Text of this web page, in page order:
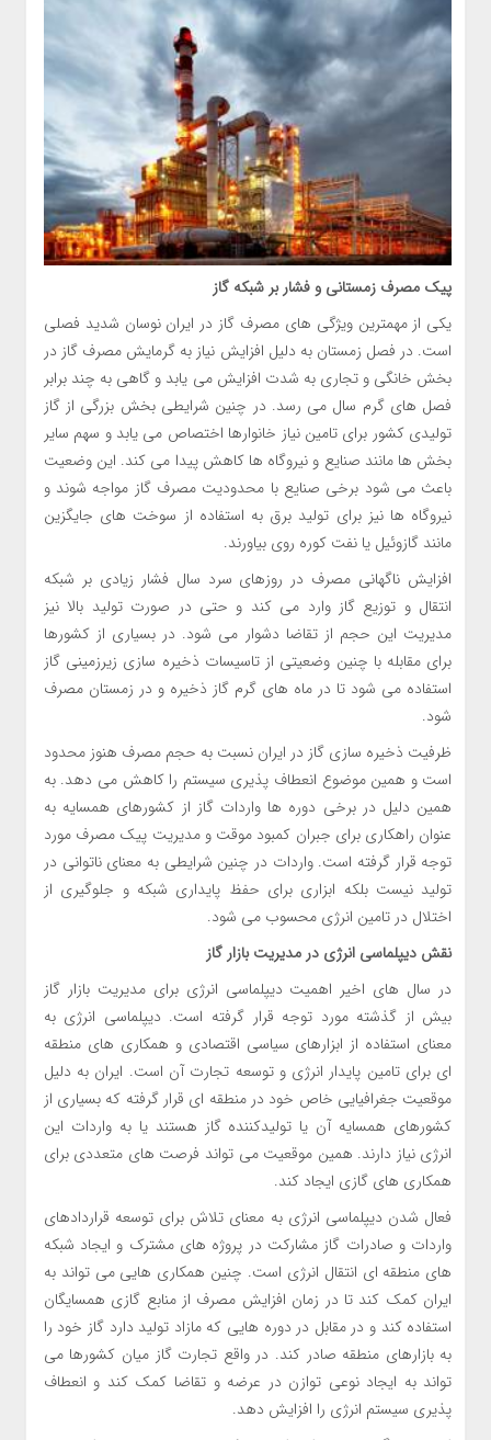
پیک مصرف زمستانی و فشار بر شبکه گاز
یکی از مهمترین ویژگی های مصرف گاز در ایران نوسان شدید فصلی
است. در فصل زمستان به دلیل افزایش نیاز به گرمایش مصرف گاز در
بخش خانگی و تجاری به شدت افزایش می یابد و گاهی به چند برابر
فصل های گرم سال می رسد. در چنین شرایطی بخش بزرگی از گاز
تولیدی کشور برای تامین نیاز خانوارها اختصاص می یابد و سهم سایر
بخش ها مانند صنایع و نیروگاه ها کاهش پیدا می کند. این وضعیت
باعث می شود برخی صنایع با محدودیت مصرف گاز مواجه شوند و
نیروگاه ها نیز برای تولید برق به استفاده از سوخت های جایگزین
مانند گازوئیل یا نفت کوره روی بیاورند.
افزایش ناگهانی مصرف در روزهای سرد سال فشار زیادی بر شبکه
انتقال و توزیع گاز وارد می کند و حتی در صورت تولید بالا نیز
مدیریت این حجم از تقاضا دشوار می شود. در بسیاری از کشورها
برای مقابله با چنین وضعیتی از تاسیسات ذخیره سازی زیرزمینی گاز
استفاده می شود تا در ماه های گرم گاز ذخیره و در زمستان مصرف
شود.
ظرفیت ذخیره سازی گاز در ایران نسبت به حجم مصرف هنوز محدود
است و همین موضوع انعطاف پذیری سیستم را کاهش می دهد. به
همین دلیل در برخی دوره ها واردات گاز از کشورهای همسایه به
عنوان راهکاری برای جبران کمبود موقت و مدیریت پیک مصرف مورد
توجه قرار گرفته است. واردات در چنین شرایطی به معنای ناتوانی در
تولید نیست بلکه ابزاری برای حفظ پایداری شبکه و جلوگیری از
اختلال در تامین انرژی محسوب می شود.
نقش دیپلماسی انرژی در مدیریت بازار گاز
در سال های اخیر اهمیت دیپلماسی انرژی برای مدیریت بازار گاز
بیش از گذشته مورد توجه قرار گرفته است. دیپلماسی انرژی به
معنای استفاده از ابزارهای سیاسی اقتصادی و همکاری های منطقه
ای برای تامین پایدار انرژی و توسعه تجارت آن است. ایران به دلیل
موقعیت جغرافیایی خاص خود در منطقه ای قرار گرفته که بسیاری از
کشورهای همسایه آن یا تولیدکننده گاز هستند یا به واردات این
انرژی نیاز دارند. همین موقعیت می تواند فرصت های متعددی برای
همکاری های گازی ایجاد کند.
فعال شدن دیپلماسی انرژی به معنای تلاش برای توسعه قراردادهای
واردات و صادرات گاز مشارکت در پروژه های مشترک و ایجاد شبکه
های منطقه ای انتقال انرژی است. چنین همکاری هایی می تواند به
ایران کمک کند تا در زمان افزایش مصرف از منابع گازی همسایگان
استفاده کند و در مقابل در دوره هایی که مازاد تولید دارد گاز خود را
به بازارهای منطقه صادر کند. در واقع تجارت گاز میان کشورها می
تواند به ایجاد نوعی توازن در عرضه و تقاضا کمک کند و انعطاف
پذیری سیستم انرژی را افزایش دهد.